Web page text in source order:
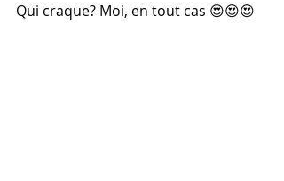
Qui craque? Moi, en tout cas 😍😍😍